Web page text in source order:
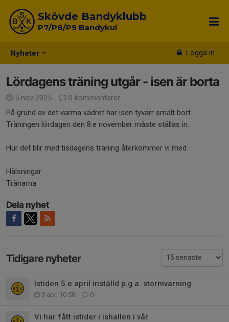
Nyheter Logga in
Skövde Bandyklubb
P7/P8/P9 Bandykul
Lördagens träning utgår - isen är borta
5 nov 2025
0 kommentarer
På grund av det varma vädret har isen tyvärr smält bort.
Träningen lördagen den 8.e november måste ställas in.
Hur det blir med tisdagens träning återkommer vi med.
Hälsningar
Tränarna
Dela nyhet
Tidigare nyheter
Istiden 5.e april inställd p.g.a. stormvarning
5 apr, 10:58 0
Vi har fått istider i ishallen i vår